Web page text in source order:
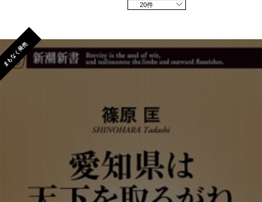
20件
まもなく発売